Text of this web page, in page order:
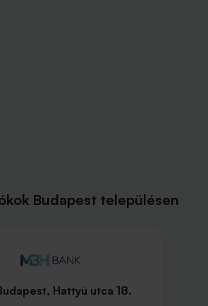
Budapest településen
Hattyú utca 18.